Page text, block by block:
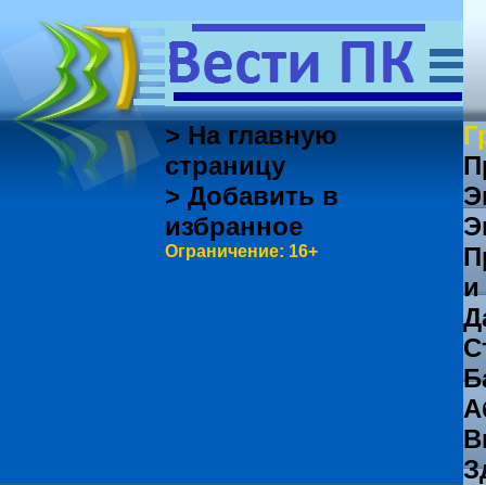
> На главную
страницу
> Добавить в
избранное
Ограничение: 16+